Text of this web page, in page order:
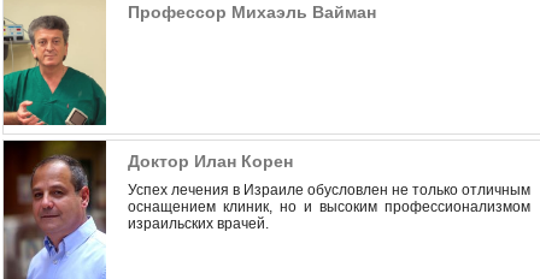
Профессор Михаэль Вайман
Доктор Илан Корен
Успех лечения в Израиле обусловлен не только отличным
оснащением клиник, но и высоким профессионализмом
израильских врачей.